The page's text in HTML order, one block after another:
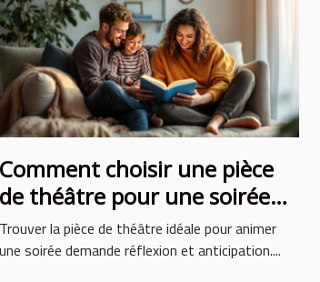
Comment choisir une pièce
de théâtre pour une soirée
réussie ?
Trouver la pièce de théâtre idéale pour animer
une soirée demande réflexion et anticipation....